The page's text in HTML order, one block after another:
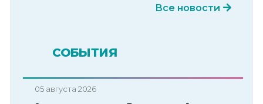
Все новости
СОБЫТИЯ
05 августа 2026